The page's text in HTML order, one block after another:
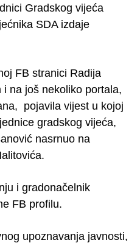
Gradskog vijeća
SDA izdaje
FB stranici Radija
na još nekoliko portala,
pojavila vijest u kojoj
gradskog vijeća,
nasrnuo na
i gradonačelnik
FB profilu.
upoznavanja javnosti,